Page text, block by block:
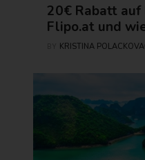
20€ Rabatt
Flipo.at und
KRISTINA POLACKOVA